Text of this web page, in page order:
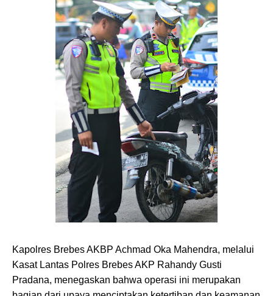
Kapolres Brebes AKBP Achmad Oka Mahendra, melalui
Kasat Lantas Polres Brebes AKP Rahandy Gusti
Pradana, menegaskan bahwa operasi ini merupakan